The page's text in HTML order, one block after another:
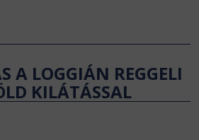
A LOGGIÁN REGGELI
KILÁTÁSSAL